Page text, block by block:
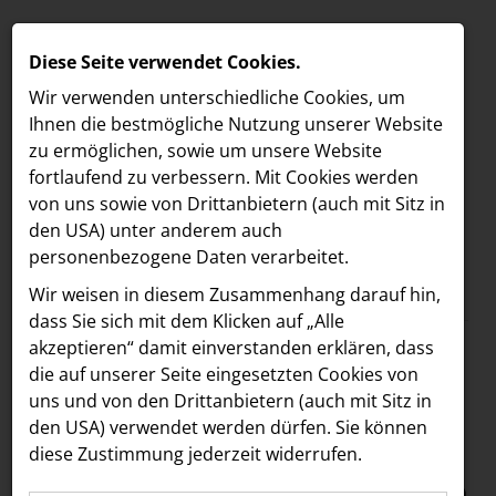
MELDUNGEN
LOEBELL NORDBERG
INNER
aehre
Astoria Artshow
B/S/H Hausgeräte
Meldungen / Paradies Garten
Text Bilder
09.08.2023
Paradies Garten
Festival feiert
Diese Seite verwendet Cookies.
Wir verwenden unterschiedliche Cookies, um
Ihnen die best­mögliche Nutzung unserer Website
zu ermöglichen, sowie um unsere Website
fortlaufend zu verbessern. Mit Cookies werden
von uns sowie von Drittanbietern (auch mit Sitz in
den USA) unter anderem auch
personenbezogene Daten verarbeitet.
Wir weisen in diesem Zusammenhang darauf hin,
dass Sie sich mit dem Klicken auf „Alle
akzeptieren“ damit ein­ver­standen erklären, dass
die auf unserer Seite eingesetzten Cookies von
uns und von den Drittanbietern (auch mit Sitz in
den USA) verwendet werden dürfen. Sie können
diese Zustimmung jederzeit widerrufen.